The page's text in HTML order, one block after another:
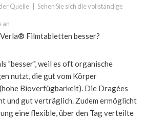
Quelle Sehen Sie sich die vollständige
an
Filmtabletten besser?
"besser", weil es oft organische
nutzt, die gut vom Körper
Bioverfügbarkeit). Die Dragées
und gut verträglich. Zudem ermöglicht
eine flexible, über den Tag verteilte